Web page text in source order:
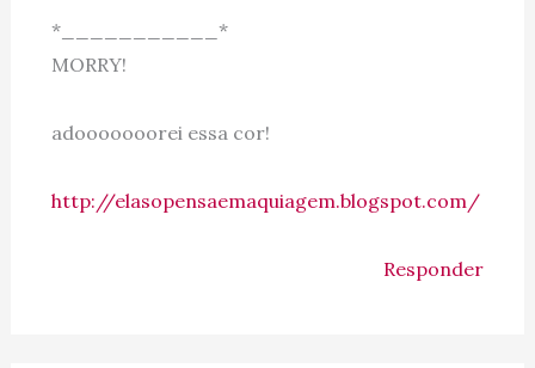
*___________*
MORRY!
adooooooorei essa cor!
http://elasopensaemaquiagem.blogspot.com/
Responder